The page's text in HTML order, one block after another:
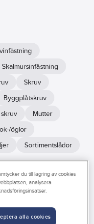
Skalmursinfästning
Skruv
Byggplåtskruv
Mutter
öglor
Sortimentslådor
Se
filter
du till lagring av cookies
analysera
alla cookies